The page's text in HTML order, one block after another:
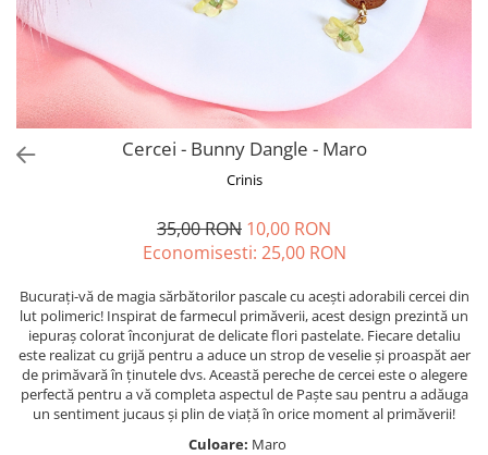
Friends
Fructe
Fundite
Monstera
Neon Collection
Tiny but Mighty
White Sensation
Cercei - Bunny Dangle - Maro
Crinis
35,00 RON 10,00 RON
Economisesti: 25,00 RON
Bucurați-vă de magia sărbătorilor pascale cu acești adorabili cercei din
lut polimeric! Inspirat de farmecul primăverii, acest design prezintă un
iepuraș colorat înconjurat de delicate flori pastelate. Fiecare detaliu
este realizat cu grijă pentru a aduce un strop de veselie și proaspăt aer
de primăvară în ținutele dvs. Această pereche de cercei este o alegere
perfectă pentru a vă completa aspectul de Paște sau pentru a adăuga
un sentiment jucaus și plin de viață în orice moment al primăverii!
Culoare: Maro